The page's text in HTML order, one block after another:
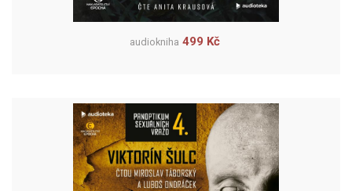
audiokniha 499 Kč